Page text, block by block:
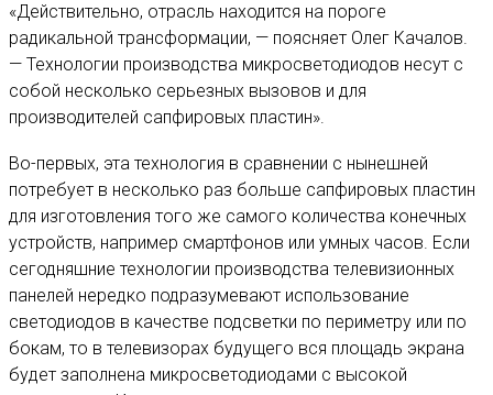
«Действительно, отрасль находится на пороге
радикальной трансформации, — поясняет Олег Качалов.
— Технологии производства микросветодиодов несут с
собой несколько серьезных вызовов и для
производителей сапфировых пластин».
Во-первых, эта технология в сравнении с нынешней
потребует в несколько раз больше сапфировых пластин
для изготовления того же самого количества конечных
устройств, например смартфонов или умных часов. Если
сегодняшние технологии производства телевизионных
панелей нередко подразумевают использование
светодиодов в качестве подсветки по периметру или по
бокам, то в телевизорах будущего вся площадь экрана
будет заполнена микросветодиодами с высокой